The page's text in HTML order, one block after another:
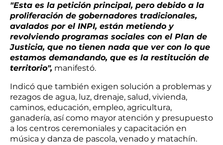
"Esta es la petición principal, pero debido a la
proliferación de gobernadores tradicionales,
avalados por el INPI, están metiendo y
revolviendo programas sociales con el Plan de
Justicia, que no tienen nada que ver con lo que
estamos demandando, que es la restitución de
territorio", manifestó.
Indicó que también exigen solución a problemas y
rezagos de agua, luz, drenaje, salud, vivienda,
caminos, educación, empleo, agricultura,
ganadería, así como mayor atención y presupuesto
a los centros ceremoniales y capacitación en
música y danza de pascola, venado y matachín.